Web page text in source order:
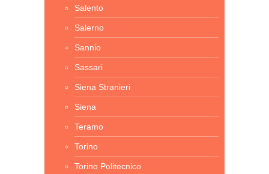
Salento
Salerno
Sannio
Sassari
Siena Stranieri
Siena
Teramo
Torino
Torino Politecnico